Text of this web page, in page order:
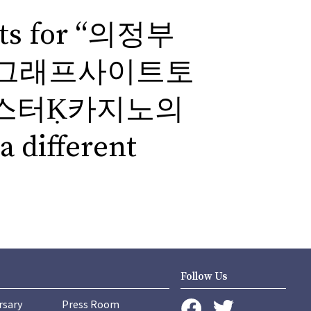
for “의정부
래프사이트토
터Ḳ카지노의
different
Press Room
Follow Us